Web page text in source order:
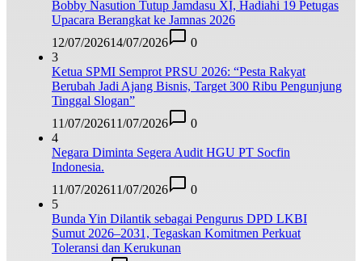
Bobby Nasution Tutup Jamdasu XI, Hadiahi 19 Petugas
Upacara Berangkat ke Jamnas 2026
12/07/202614/07/2026
0
3
Ketua SPMI Semprot PRSU 2026: “Pesta Rakyat
Berubah Jadi Ajang Bisnis, Target 300 Ribu Pengunjung
Tinggal Slogan”
11/07/202611/07/2026
0
4
Negara Diminta Segera Audit HGU PT Socfin
Indonesia.
11/07/202611/07/2026
0
5
Bunda Yin Dilantik sebagai Pengurus DPD LKBI
Sumut 2026–2031, Tegaskan Komitmen Perkuat
Toleransi dan Kerukunan